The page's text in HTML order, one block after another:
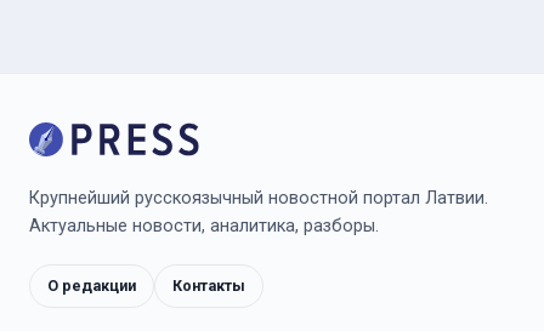
Крупнейший русскоязычный новостной портал Латвии.
Актуальные новости, аналитика, разборы.
О редакции Контакты